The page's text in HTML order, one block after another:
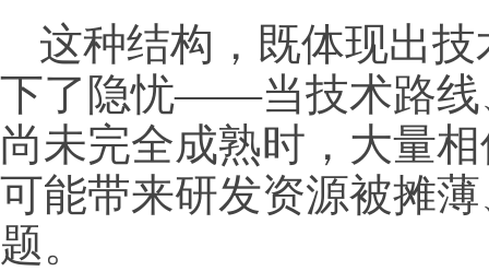
这种结构，既体现出
下了隐忧——当技术路线
尚未完全成熟时，大量
可能带来研发资源被摊
题。